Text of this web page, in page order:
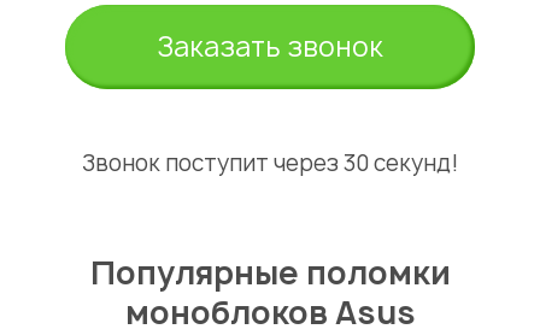
Заказать звонок
Звонок поступит через 30 секунд!
Популярные поломки
моноблоков Asus